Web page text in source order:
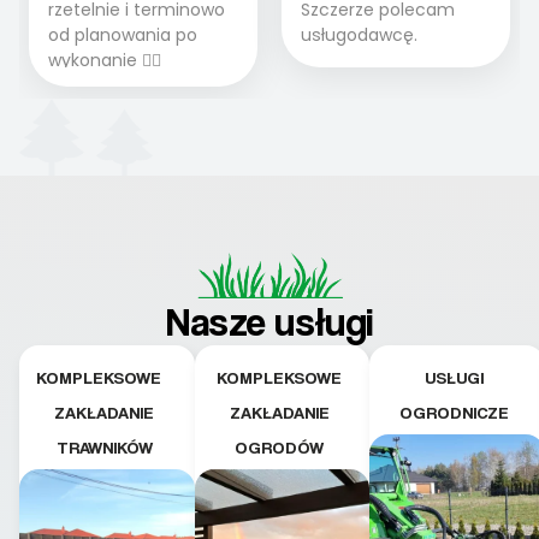
rzetelnie i terminowo
od planowania po
wykonanie 👍🏻
Szczerze polecam
usługodawcę.
Nasze usługi
KOMPLEKSOWE
ZAKŁADANIE
TRAWNIKÓW
KOMPLEKSOWE
ZAKŁADANIE
OGRODÓW
USŁUGI
OGRODNICZE